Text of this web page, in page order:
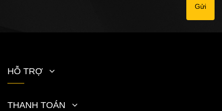
Gửi
HỖ TRỢ
THANH TOÁN